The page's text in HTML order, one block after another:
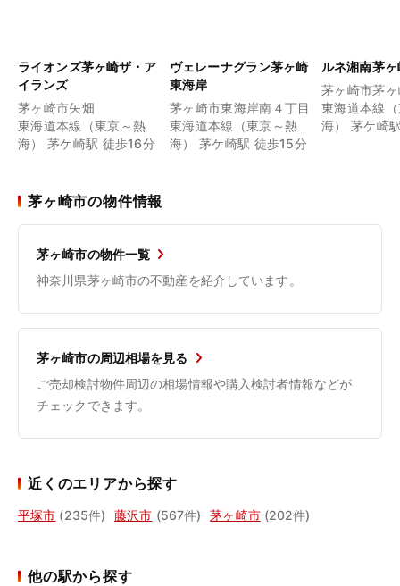
ライオンズ茅ヶ崎ザ・ア
イランズ
茅ヶ崎市矢畑
東海道本線（東京～熱
海） 茅ケ崎駅 徒歩16分
ヴェレーナグラン茅ヶ崎
東海岸
茅ヶ崎市東海岸南４丁目
東海道本線（東京～熱
海） 茅ケ崎駅 徒歩15分
ルネ湘南茅ヶ
茅ヶ崎市茅
東海道本線
海） 茅ケ崎
茅ヶ崎市の物件情報
茅ヶ崎市の物件一覧
神奈川県茅ヶ崎市の不動産を紹介しています。
茅ヶ崎市の周辺相場を見る
ご売却検討物件周辺の相場情報や購入検討者情報などが
チェックできます。
近くのエリアから探す
平塚市 (235件) 藤沢市 (567件) 茅ヶ崎市 (202件)
他の駅から探す